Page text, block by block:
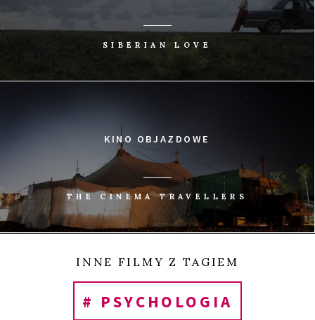
SIBERIAN LOVE
KINO OBJAZDOWE
THE CINEMA TRAVELLERS
INNE FILMY Z TAGIEM
# PSYCHOLOGIA